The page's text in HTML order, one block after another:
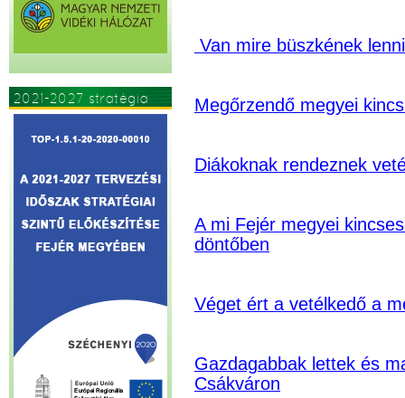
2021-2027 stratégia
Van mire büszkének
Megőrzendő megyei
Diákoknak rendeznek
A mi Fejér megyei
döntőben
Véget ért a vetélkedő a
Gazdagabbak lettek és
Csákváron